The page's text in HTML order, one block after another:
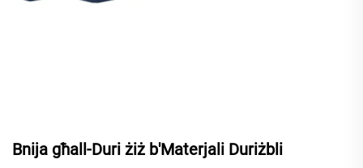
Bnija għall-Duri żiż b'Materjali Duriżbli